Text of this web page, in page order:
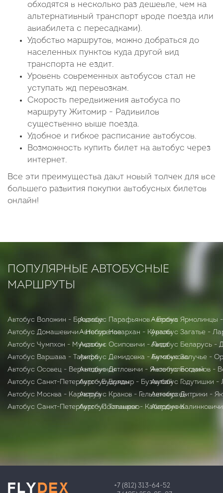
обходятся в несколько раз дешевле, чем на
альтернативный транспорт вроде поезда или
авиабилета с пересадками).
Удобство маршрутов, можно добраться до
населенных пунктов куда другой вид
транспорта не ездит.
Уровень современных автобусов стал не
уступать жд перевозкам.
Скорость передвижения автобуса по
маршруту Житомир - Радивилов
существенно выше поезда.
Удобное и гибкое расписание автобусов.
Возможность купить билет на автобус через
интернет.
Все эти преимущества дают новый толчек для все
большего развития покупки автобусных билетов
онлайн!
ПОПУЛЯРНЫЕ АВТОБУСНЫЕ
МАРШРУТЫ
Автобус Воложин - Бродище
Автобус Домашевичи - Негорелое
Автобус Чумпхон - Мукдахан
Автобус Варшава - Тарифа
Автобус Осовец - Верхнедвинск
Автобус Санкт-Петербург - Будукан
Автобус Москва - Карлсруэ
Автобус Санкт-Петербург - Постышево
Автобус Парафьянов - Брожа
Автобус Назархан - Куралы
Автобус Осиповичи - Лида
Автобус Демидовка - Бумажково
Автобус Дятловичи - Янов-полесский
Автобус Болдыр - Бузаубай
Автобус Краков - Гельзенкирхен
Автобус Таганрог - Кабардинка
Автобус Ярмолинцы
Автобус Загатье -
Автобус Беларусь -
Автобус Залучье -
Автобус Богданов -
Автобус Годутишки -
Автобус Дитрики -
Автобус
+7 (812) 313-64-52